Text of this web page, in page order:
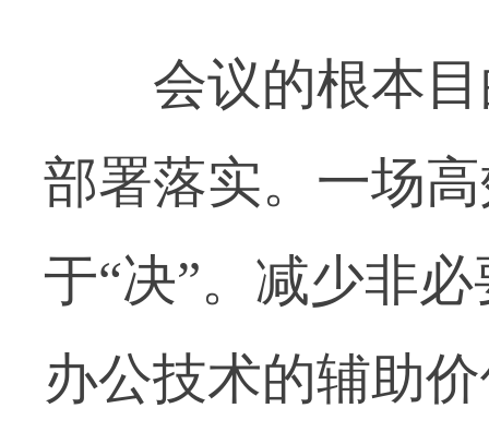
会议的根本目
部署落实。一场
于“决”。减少非
办公技术的辅助